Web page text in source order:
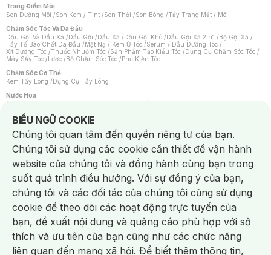
Trang Điểm Môi
Son Dưỡng Môi /Son Kem / Tint /Son Thỏi /Son Bóng /Tẩy Trang Mắt / Môi
Chăm Sóc Tóc Và Da Đầu
Dầu Gội Và Dầu Xả /Dầu Gội /Dầu Xả /Dầu Gội Khô /Dầu Gội Xả 2in1 /Bộ Gội Xả /
Tẩy Tế Bào Chết Da Đầu /Mặt Nạ / Kem Ủ Tóc /Serum / Dầu Dưỡng Tóc /
Xịt Dưỡng Tóc /Thuốc Nhuộm Tóc /Sản Phẩm Tạo Kiểu Tóc /Dụng Cụ Chăm Sóc Tóc /
Máy Sấy Tóc /Lược /Bộ Chăm Sóc Tóc /Phụ Kiện Tóc
Chăm Sóc Cơ Thể
Kem Tẩy Lông /Dụng Cụ Tẩy Lông
Nước Hoa
Nước Hoa Nữ
Chăm Sóc Cá Nhân
Chống Muỗi /Khẩu Trang /Máy Massage/Mặt Nạ Xông Hơi /Nước Rửa Tay/
Sản Phẩm Chăm Sóc Khác /Bàn Chải Đánh Răng /Bàn Chải Điện/
Hỗ Trợ Trắng Răng/Kem Đánh Răng /Máy Tăm Nước/ Nước Súc Miệng/
Tăm / Chỉ Nha Khoa/ Xịt Thơm Miệng / Dung Dịch Vệ Sinh/Dưỡng Vùng Kín/
Khăn Ướt Vệ Sinh Vùng Kín/Băng Vệ Sinh/Tampon/Bọt Cạo Râu /Dao Cạo Râu/
Máy Cạo Râu
Vấn Đề Về Da
Da Dầu / Lỗ Chân Lông To/ Da Khô / Mất Nước/ Da Lão Hóa/ Da Mụn/
Da Nhạy Cảm / Kích Ứng
Da Xỉn Màu Thâm / Nám / Tàn Nhang
Quầng Thâm & Bọng Mắt /Sẹo /Viêm Da Cơ Địa
Dụng Cụ / Phụ Kiện Chăm Sóc Da
Bông Tẩy Trang
Khăn Lau Mặt Khô Dụng Cụ / Máy Rửa Mặt Máy Chăm Sóc Da
Dụng Cụ Chăm Sóc Khác
BIỂU NGỮ COOKIE
Notice about cookies usage
Chúng tôi quan tâm đến quyền riêng tư của bạn.
Chúng tôi sử dụng các cookie cần thiết để vận hành
website của chúng tôi và đồng hành cùng bạn trong
suốt quá trình điều hướng. Với sự đồng ý của bạn,
chúng tôi và các đối tác của chúng tôi cũng sử dụng
cookie để theo dõi các hoạt động trực tuyến của
bạn, đề xuất nội dung và quảng cáo phù hợp với sở
thích và ưu tiên của bạn cũng như các chức năng
liên quan đến mạng xã hội. Để biết thêm thông tin,